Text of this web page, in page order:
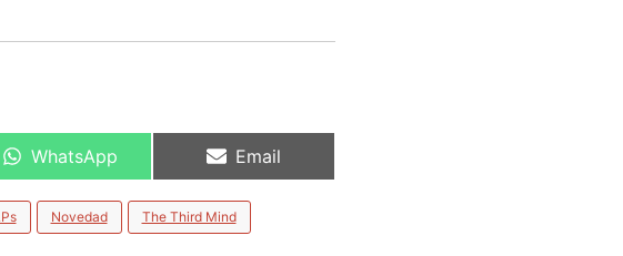
WhatsApp Email
Novedad The Third Mind